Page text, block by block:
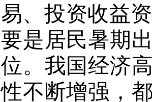
易、投资收益
要是居民暑期
位。我国经济
性不断增强，